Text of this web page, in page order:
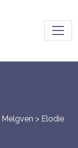
Melgven > Elodie